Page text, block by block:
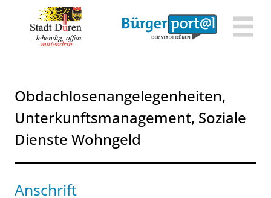
Zum Hauptinhalt springen
Zum Header
Zum Hauptinhalt
Zum Footer
Obdachlosenangelegenheiten,
Unterkunftsmanagement, Soziale
Dienste Wohngeld
Anschrift